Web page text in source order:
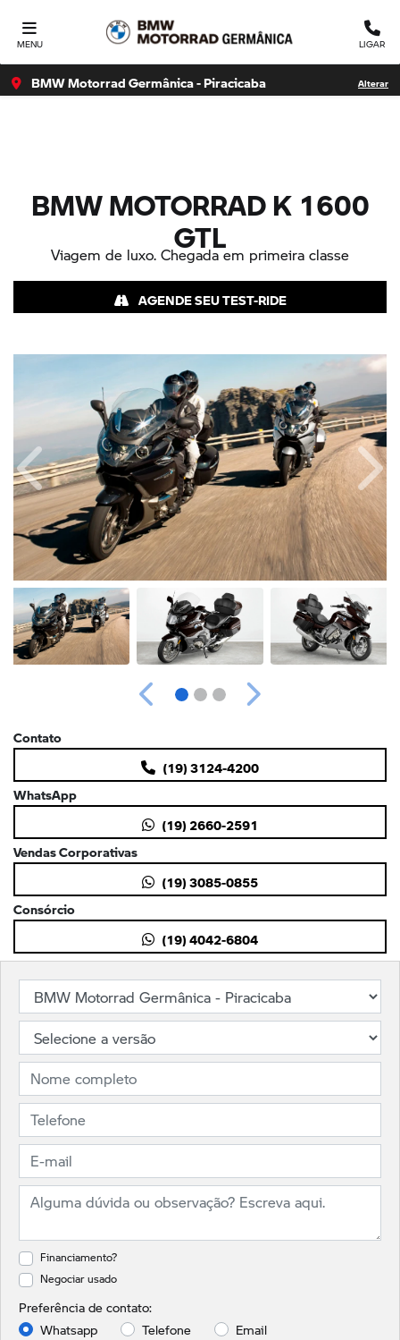
suporte para leitor de tela, pressione Ctrl+Alt+Z Para saber
mais sobre
MENU LIGAR
BMW Motorrad Germânica - Piracicaba Alterar
BMW MOTORRADK 1600
GTL
Viagem de luxo. Chegada em primeira classe
AGENDE SEU TEST-RIDE
Financiamento?
Negociar usado
Preferência de contato:
Whatsapp
Telefone Email
Anterior
Anterior Próximo
Contato
(19) 3124-4200
WhatsApp
(19) 2660-2591
Vendas Corporativas
(19) 3085-0855
Consórcio
(19) 4042-6804